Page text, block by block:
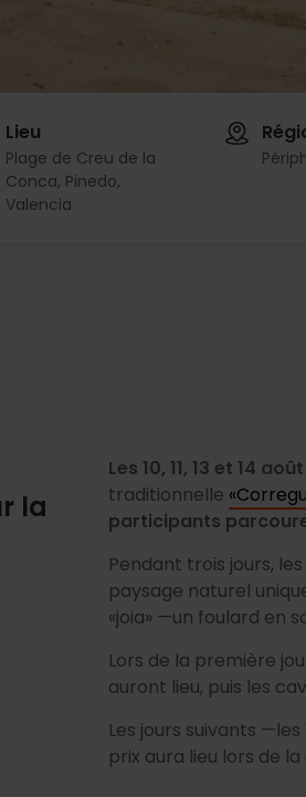
Lieu
Plage de Creu de la
Conca, Pinedo,
Valencia
la
Les 10, 11, 13 et 14
traditionnelle
participants
Pendant trois jours,
paysage naturel
«joia» —un foulard en
Lors de la première
auront lieu, puis les
Les jours suivants
prix aura lieu lors de